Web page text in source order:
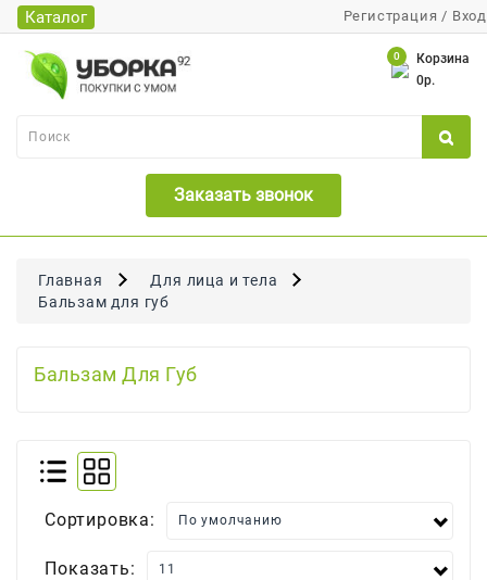
Регистрация / Вход
Заказать звонок
Корзина
0
0р.
Каталог
Каталог
Банки
Бумажная
Бритья
Для
Волос
Лица
Малышей
Для
Главная
Для лица и тела
Бальзам для губ
Бальзам Для Губ
Сортировка:
Показать: